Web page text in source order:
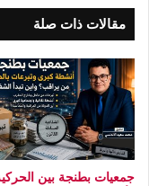
مقالات ذات صلة
جمعيات بطنجة بين